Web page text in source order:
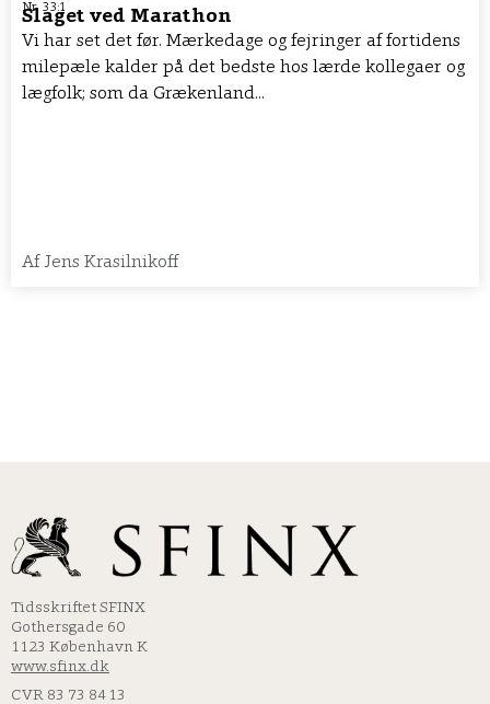
Nr. 33:1
Slaget ved Marathon
Vi har set det før. Mærkedage og fejringer af fortidens
milepæle kalder på det bedste hos lærde kollegaer og
lægfolk; som da Grækenland...
Af Jens Krasilnikoff
Tidsskriftet SFINX
Gothersgade 60
1123 København K
www.sfinx.dk
CVR 83 73 84 13